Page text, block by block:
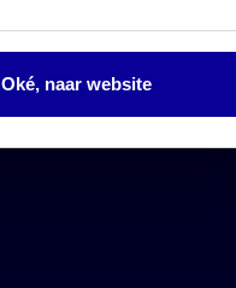
Oké, naar website